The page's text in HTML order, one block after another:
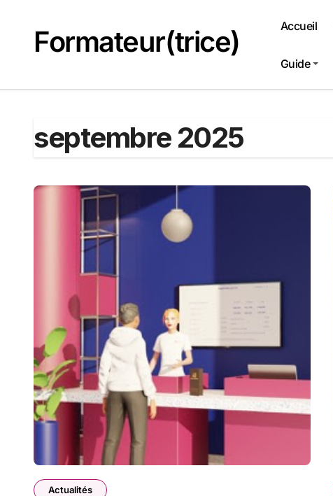
contenuFormateur(trice) Accueil
Guide
septembre 2025
Actualités